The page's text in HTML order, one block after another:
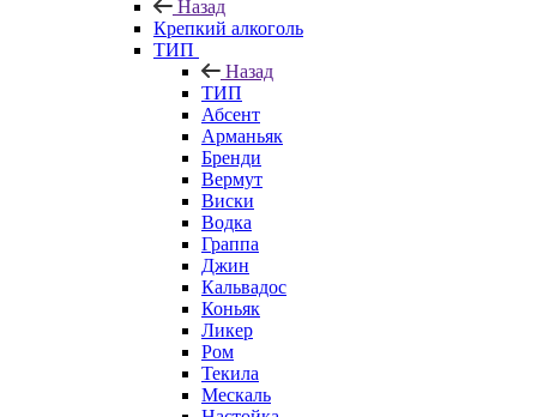
Назад
Крепкий алкоголь
ТИП
Назад
ТИП
Абсент
Арманьяк
Бренди
Вермут
Виски
Водка
Граппа
Джин
Кальвадос
Коньяк
Ликер
Ром
Текила
Мескаль